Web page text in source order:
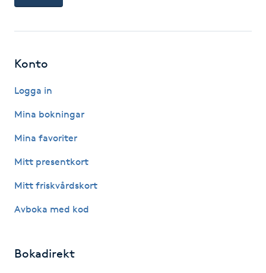
Hälsa
Hälsprickor
Idrottsmassage
IPL hårborttagning
Konto
Logga in
Mina bokningar
Mina favoriter
Mitt presentkort
Mitt friskvårdskort
Avboka med kod
Bokadirekt